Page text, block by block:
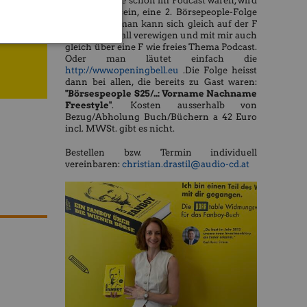
es möglich sein, eine 2. Börsepeople-Folge
zu machen, man kann sich gleich auf der F
wie Fanboywall verewigen und mit mir auch
gleich über eine F wie freies Thema Podcast.
Oder man läutet einfach die
http://www.openingbell.eu .Die Folge heisst
dann bei allen, die bereits zu Gast waren:
"Börsespeople S25/..: Vorname Nachname
Freestyle". Kosten ausserhalb von
Bezug/Abholung Buch/Büchern a 42 Euro
incl. MWSt. gibt es nicht.
Bestellen bzw. Termin individuell
vereinbaren:christian.drastil@audio-cd.at